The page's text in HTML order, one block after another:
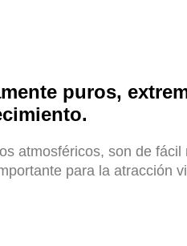
puros,
atmosféricos, son de
para la atracción